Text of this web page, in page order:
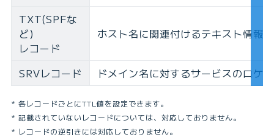
TXT(SPFな
ど)
レコード
ホスト名に関連付けるテキスト情報
SRVレコード ドメイン名に対するサービスのロケ
各レコードごとにTTL値を設定できます。
記載されていないレコードについては、対応しておりません。
レコードの逆引きには対応しておりません。